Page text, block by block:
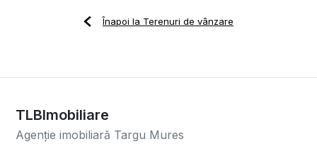
Înapoi la Terenuri de vânzare
TLBImobiliare
Agenție imobiliară Targu Mures